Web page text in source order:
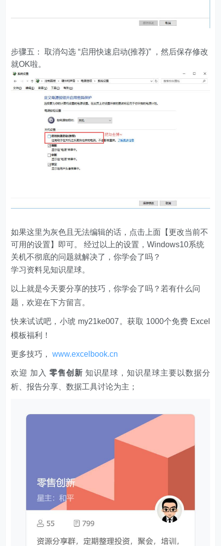
步骤五： 取消勾选 “启用快速启动(推荐)” ，然后保存修改
就OK啦。
如果这里为灰色且无法编辑的话，点击上面【更改当前不
可用的设置】即可。 经过以上的设置，Windows10系统
关机不彻底的问题就解决了，你学会了吗？
学习资料见知识星球。
以上就是今天要分享的技巧，你学会了吗？若有什么问
题，欢迎在下方留言。
快来试试吧，小琥 my21ke007。获取 1000个免费 Excel
模板福利​​​​！
更多技巧，www.excelbook.cn
欢迎 加入 零售创新 知识星球，知识星球主要以数据分
析、报告分享、数据工具讨论为主；